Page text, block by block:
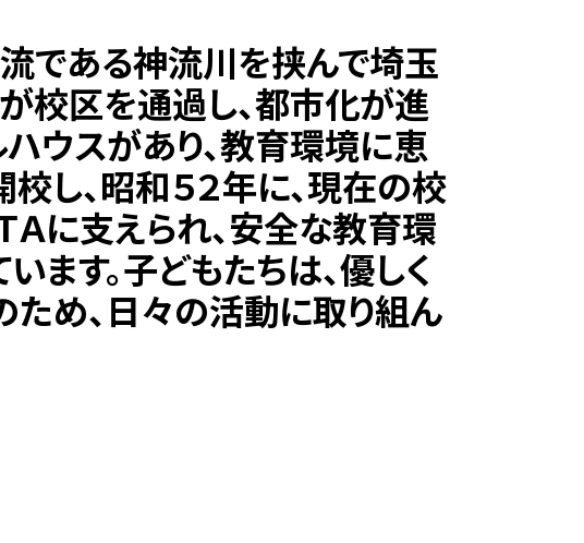
である神流川を挟んで埼玉
校区を通過し、都市化が進
ウスがあり、教育環境に恵
し、昭和５２年に、現在の校
に支えられ、安全な教育環
す。子どもたちは、優しく
ため、日々の活動に取り組ん